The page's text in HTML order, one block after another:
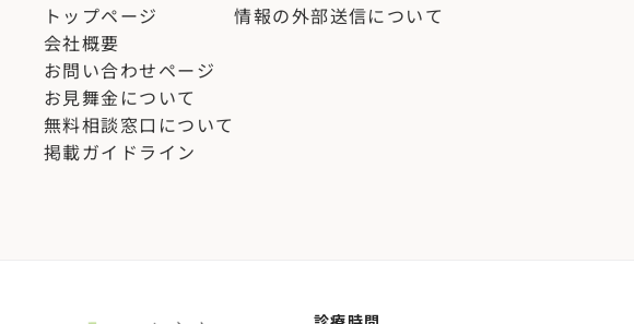
トップページ
会社概要
お問い合わせページ
お見舞金について
無料相談窓口について
掲載ガイドライン
情報の外部送信について